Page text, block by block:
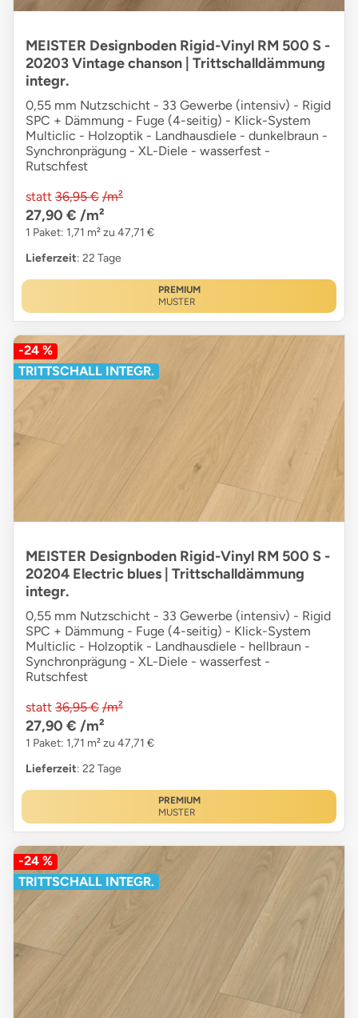
MEISTER Designboden Rigid-Vinyl RM 500 S -
20203 Vintage chanson | Trittschalldämmung
integr.
0,55 mm Nutzschicht - 33 Gewerbe (intensiv) - Rigid
SPC + Dämmung - Fuge (4-seitig) - Klick-System
Multiclic - Holzoptik - Landhausdiele - dunkelbraun -
Synchronprägung - XL-Diele - wasserfest -
Rutschfest
statt 36,95 € /m²
27,90 € /m²
1 Paket: 1,71 m² zu 47,71 €
Lieferzeit: 22 Tage
PREMIUM
MUSTER
-24 %
TRITTSCHALL INTEGR.
MEISTER Designboden Rigid-Vinyl RM 500 S -
20204 Electric blues | Trittschalldämmung
integr.
0,55 mm Nutzschicht - 33 Gewerbe (intensiv) - Rigid
SPC + Dämmung - Fuge (4-seitig) - Klick-System
Multiclic - Holzoptik - Landhausdiele - hellbraun -
Synchronprägung - XL-Diele - wasserfest -
Rutschfest
statt 36,95 € /m²
27,90 € /m²
1 Paket: 1,71 m² zu 47,71 €
Lieferzeit: 22 Tage
PREMIUM
MUSTER
-24 %
TRITTSCHALL INTEGR.